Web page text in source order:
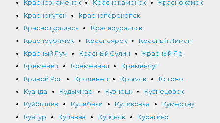
Краснознаменск
Краснокаменск
Краснокамск
Краснокутск
Красноперекопск
Краснотурьинск
Красноуральск
Красноуфимск
Красноярск
Красный Лиман
Красный Луч
Красный Сулин
Красный Яр
Кременец
Кременная
Кременчуг
Кривой Рог
Кролевец Крымск
Кстово
Куанда
Кудымкар Кузнецк
Кузнецовск
Куйбышев
Кулебаки Куликовка
Кумертау
Кунгур
Купавна Купянск
Курагино